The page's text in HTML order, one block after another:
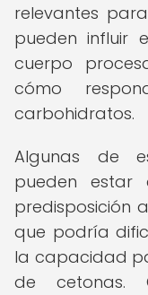
relevantes
pueden influir
cuerpo
cómo
carbohidratos.
Algunas de
pueden estar
predisposición
que podría
la capacidad
de cetonas.